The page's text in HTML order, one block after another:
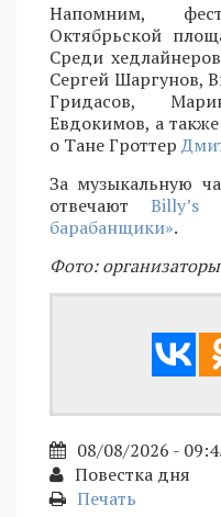
Напомним,
Октябрьской
Среди
Сергей Шаргунов,
Гридасов,
Евдокимов, а
о Тане Гроттер
За музыкальную
отвечают Billy’s
барабанщики».
Фото: организаторы
08/08/2026 -
Повестка дня
Печать